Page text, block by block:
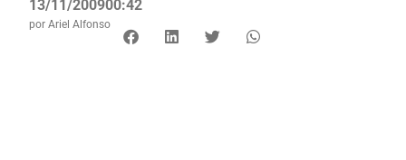
13/11/200900:42
por Ariel Alfonso